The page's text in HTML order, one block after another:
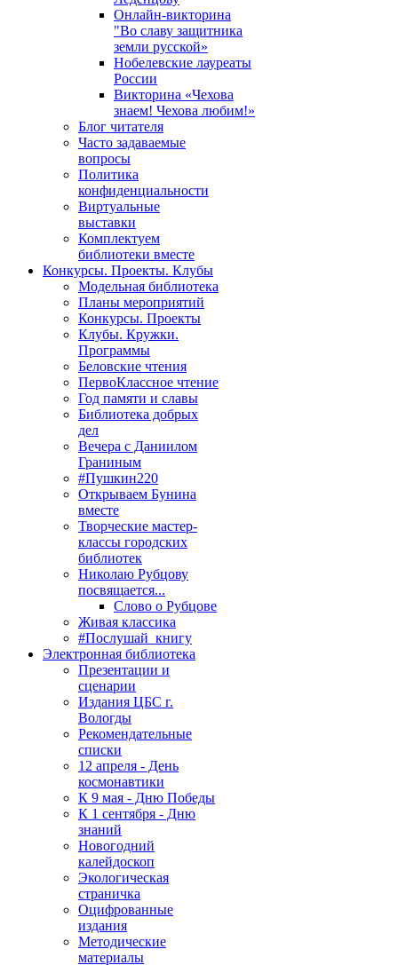
Онлайн-викторина
"Во славу защитника
земли русской»
Нобелевские лауреаты
России
Викторина «Чехова
знаем! Чехова любим!»
Блог читателя
Часто задаваемые
вопросы
Политика
конфиденциальности
Виртуальные
выставки
Комплектуем
библиотеки вместе
Конкурсы. Проекты. Клубы
Модельная библиотека
Планы мероприятий
Конкурсы. Проекты
Клубы. Кружки.
Программы
Беловские чтения
ПервоКлассное чтение
Год памяти и славы
Библиотека добрых
дел
Вечера с Даниилом
Граниным
#Пушкин220
Открываем Бунина
вместе
Творческие мастер-
классы городских
библиотек
Николаю Рубцову
посвящается...
Слово о Рубцове
Живая классика
#Послушай_книгу
Электронная библиотека
Презентации и
сценарии
Издания ЦБС г.
Вологды
Рекомендательные
списки
12 апреля - День
космонавтики
К 9 мая - Дню Победы
К 1 сентября - Дню
знаний
Новогодний
калейдоскоп
Экологическая
страничка
Оцифрованные
издания
Методические
материалы